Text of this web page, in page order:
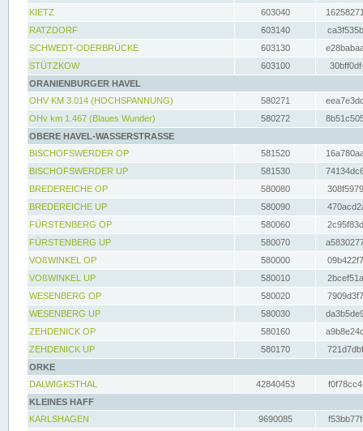
KIETZ
603040
RATZDORF
603140
SCHWEDT-ODERBRÜCKE
603130
STÜTZKOW
603100
ORANIENBURGER HAVEL
OHV KM 3.014 (HOCHSPANNUNG)
580271
OHv km 1.467 (Blaues Wunder)
580272
OBERE HAVEL-WASSERSTRASSE
BISCHOFSWERDER OP
581520
BISCHOFSWERDER UP
581530
BREDEREICHE OP
580080
BREDEREICHE UP
580090
FÜRSTENBERG OP
580060
FÜRSTENBERG UP
580070
VOßWINKEL OP
580000
VOßWINKEL UP
580010
WESENBERG OP
580020
WESENBERG UP
580030
ZEHDENICK OP
580160
ZEHDENICK UP
580170
ORKE
DALWIGKSTHAL
42840453
KLEINES HAFF
KARLSHAGEN
9690085